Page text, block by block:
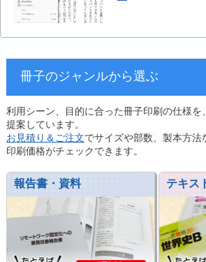
冊子のジャンルから選ぶ
利用シーン、目的に合った冊子印刷の仕様を
提案しています。
お見積り＆ご注文でサイズや部数、製本方法
印刷価格がチェックできます。
報告書・資料 テキス